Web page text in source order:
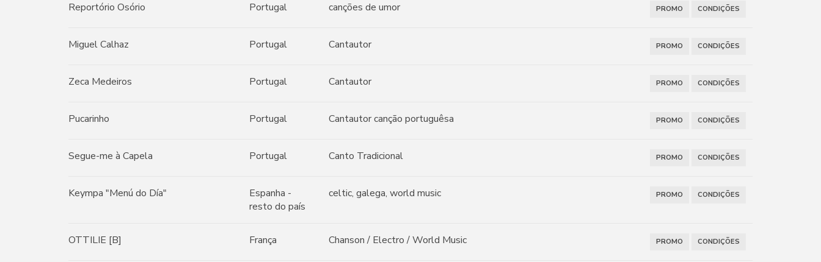
Reportório Osório Portugal canções de umor PROMO CONDIÇÕES
Miguel Calhaz Portugal Cantautor PROMO CONDIÇÕES
Zeca Medeiros Portugal Cantautor PROMO CONDIÇÕES
Pucarinho Portugal Cantautor canção portuguêsa PROMO CONDIÇÕES
Segue-me à Capela Portugal Canto Tradicional PROMO CONDIÇÕES
Keympa "Menú do Día"
Espanha -
resto do país
celtic, galega, world music PROMO CONDIÇÕES
OTTILIE [B] França Chanson / Electro / World Music PROMO CONDIÇÕES